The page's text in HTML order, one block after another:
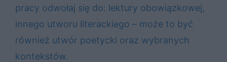
pracy odwołaj się do: lektury obowiązkowej,
innego utworu literackiego – może to być
również utwór poetycki oraz wybranych
kontekstów.